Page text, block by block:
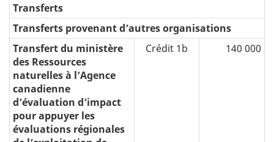
Transferts
Transferts provenant d’autres organisations
Transfert du ministère
des Ressources
naturelles à l’Agence
canadienne
d’évaluation d’impact
pour appuyer les
évaluations régionales
Crédit 1b 140 000